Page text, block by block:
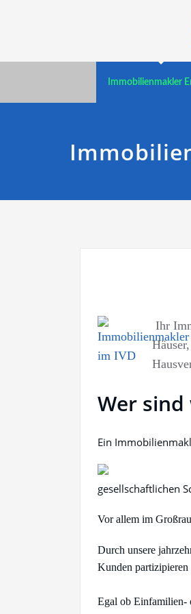
Immobilienmakler
Ihr
Wer
Ein
gesellschaftlichen
Vor allem im
Durch unsere
Kunden partizipieren
Egal ob Einfamilien-